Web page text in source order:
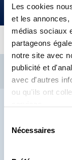
Les cookies
et les
médias sociaux
partageons
notre site avec
publicité et
avec d'autres
ou qu'ils ont
Nécessaires
Droit social
CSL LLLC
Contact
Jobs